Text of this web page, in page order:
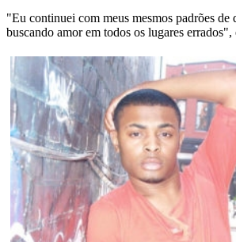
"Eu continuei com meus mesmos padrões de
buscando amor em todos os lugares errados",